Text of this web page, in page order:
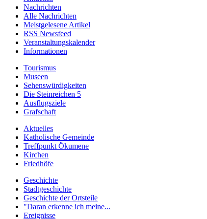
Nachrichten
Alle Nachrichten
Meistgelesene Artikel
RSS Newsfeed
Veranstaltungskalender
Informationen
Tourismus
Museen
Sehenswürdigkeiten
Die Steinreichen 5
Ausflugsziele
Grafschaft
Aktuelles
Katholische Gemeinde
Treffpunkt Ökumene
Kirchen
Friedhöfe
Geschichte
Stadtgeschichte
Geschichte der Ortsteile
"Daran erkenne ich meine...
Ereignisse